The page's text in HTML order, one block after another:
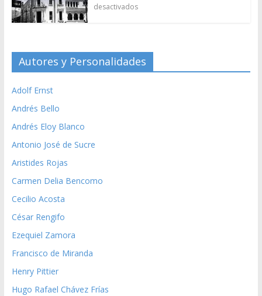
desactivados
Autores y Personalidades
Adolf Ernst
Andrés Bello
Andrés Eloy Blanco
Antonio José de Sucre
Aristides Rojas
Carmen Delia Bencomo
Cecilio Acosta
César Rengifo
Ezequiel Zamora
Francisco de Miranda
Henry Pittier
Hugo Rafael Chávez Frías